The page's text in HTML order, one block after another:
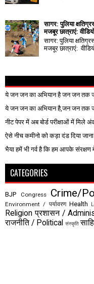
सागर: पुलिया
मजबूर छात्राएं:
सागर: पुलिया
मजबूर छात्राएं:
ये जन जन का अभियान है जन जन तक
ये जन जन का अभियान है,जन जन तक
नीट पेपर में अब बोर्ड परीक्षाओं में मिले
ऐसे नीच कमीनो को कड़ा दंड दिया जाना
भैया हमें भी गर्व है कि हम आपके संरक्षण
CATEGORIES
BJP Congress Crime/
Environment / पर्यावरण Health
Religion प्रशासन /
राजनीति / Political संस्कृति